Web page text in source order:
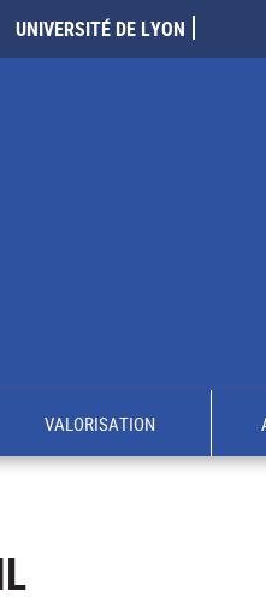
UNIVERSITÉ DE LYON
VALORISATION